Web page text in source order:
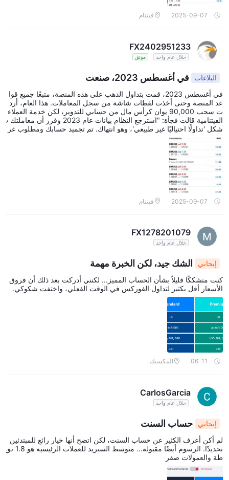
2025-09-07 فيتنام
FX2402951233
خلال عام واحد موثق
البلاغات في أغسطس 2023، صنعت
في أغسطس 2023، قمت بتداول الذهب على هذه المنصة، متبعًا جميع قوا
عد المنصة وحتى أخذت لقطات شاشة من سجل المعاملات. هذا العام، أرد
ت سحب 90,000 يوان كرأس مال من حسابي للتدوير، لكن خدمة العملاء
الفيتنامية قالت فجأة: "استرجع النظام بيانات عام 2023 وقرر أن معاملتك ت
شكل 'تداولًا احتياليًا غير طبيعي'، وهو انتهاك. تم تجميد حسابك ومطلوب غر
داولًا احتياليًا عندما قمت بمعاملة واحدة فقط؟ واجهتهم بلقطات الشاشة لم
عاملة 2023 والجدول الزمني، لكن موظفي خدمة العملاء ما زالوا يرفضون
الاعتراف بخطئهم، قائلين: "بيانات المنصة تؤكد أن النظام صحيح. إما دفع ال
غرامة أو سيتم تجميد حسابك بشكل دائم."
2025-09-07 فيتنام
FX1278201079
خلال عام واحد
إيجابي الشك جيد، لكن الخبرة مهمة
كنت متشككًا قليلاً بشأن الحساب المميز... لكنني أدركت بعد ذلك أن فروق
الأسعار أقل بكثير لتداول الفوركس في الوقت الفعلي، واختفت شكوكي.
06-11 المكسيك
CarlosGarcia
خلال عام واحد
إيجابي حساب السنت
لم أكن أعرف الكثير عن حساب السنت، لكن اتضح أنها خيار رائع للمبتدئين
تحديدًا. الرسوم أيضًا مقبولة… متوسط السبريد للعملات الرئيسية هو 1.8 نق
طة والعمولات صفر